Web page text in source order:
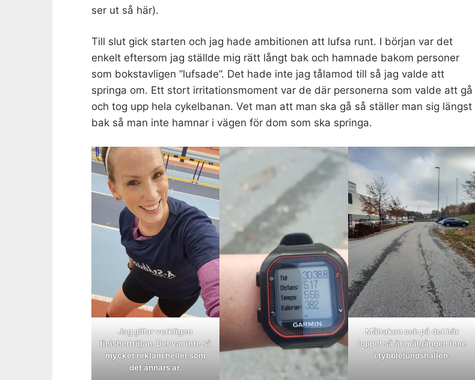
ser ut så här).
Till slut gick starten och jag hade ambitionen att lufsa runt. I början var det
enkelt eftersom jag ställde mig rätt långt bak och hamnade bakom personer
som bokstavligen ”lufsade”. Det hade inte jag tålamod till så jag valde att
springa om. Ett stort irritationsmoment var de där personerna som valde att gå
och tog upp hela cykelbanan. Vet man att man ska gå så ställer man sig längst
bak så man inte hamnar i vägen för dom som ska springa.
Jag gillar verkligen
finishertröjan. Det var inte så
mycket reklam heller som
det annars är.
Målrakan och på det här
loppet så är målgången inne
i tybblelundshallen.